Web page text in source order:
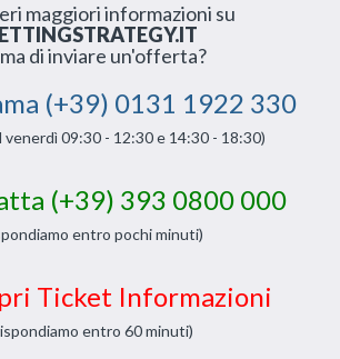
maggiori informazioni su
di inviare un'offerta?
(+39) 0131 1922 330
venerdì 09:30 - 12:30 e 14:30 - 18:30)
(+39) 393 0800 000
entro pochi minuti)
Ticket Informazioni
entro 60 minuti)